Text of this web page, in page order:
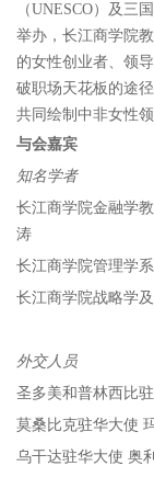
（UNESCO）及三
举办，长江商学院
的女性创业者、领
破职场天花板的途
共同绘制中非女性领
与会嘉宾
知名学者
长江商学院金融学
涛
长江商学院管理学
长江商学院战略学
外交人员
圣多美和普林西比
莫桑比克驻华大使
乌干达驻华大使 奥